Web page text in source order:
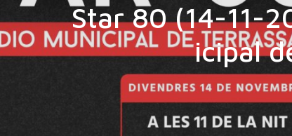
Star 80 (14-11-
icipal